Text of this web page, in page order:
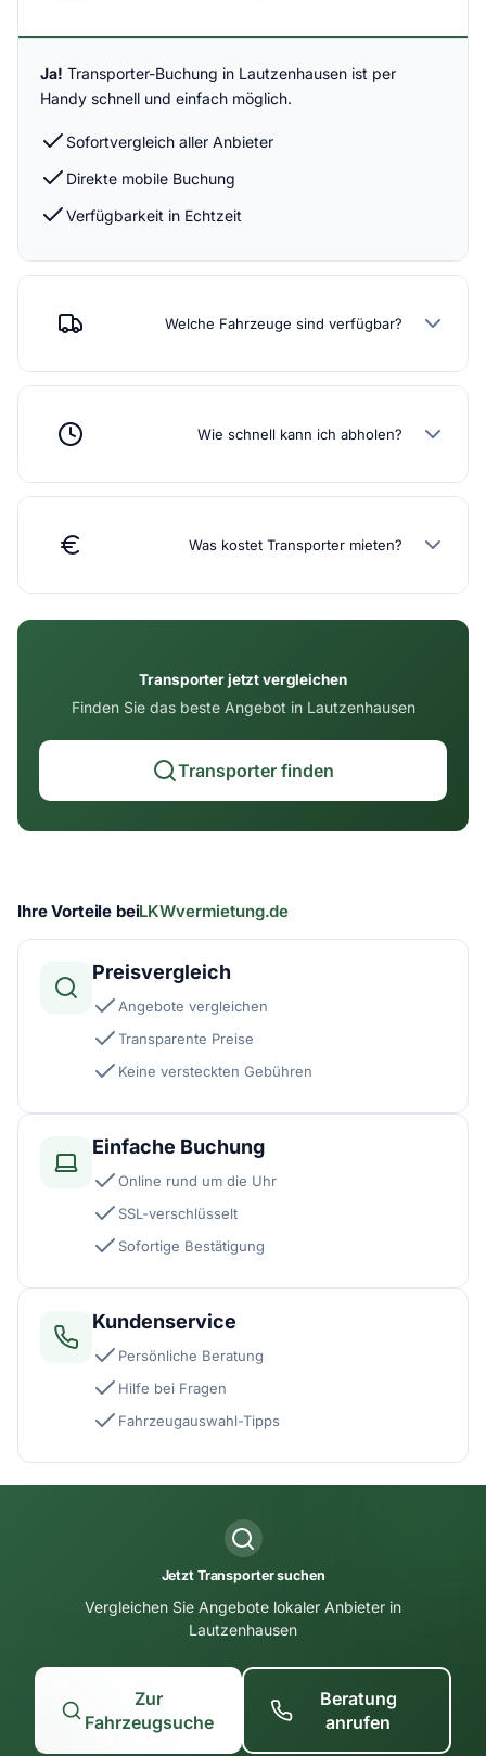
Ja! Transporter-Buchung in Lautzenhausen ist per
Handy schnell und einfach möglich.
Sofortvergleich aller Anbieter
Direkte mobile Buchung
Verfügbarkeit in Echtzeit
Welche Fahrzeuge sind verfügbar?
Wie schnell kann ich abholen?
Was kostet Transporter mieten?
Transporter jetzt vergleichen
Finden Sie das beste Angebot in Lautzenhausen
Transporter finden
Ihre Vorteile beiLKWvermietung.de
Preisvergleich
Angebote vergleichen
Transparente Preise
Keine versteckten Gebühren
Einfache Buchung
Online rund um die Uhr
SSL-verschlüsselt
Sofortige Bestätigung
Kundenservice
Persönliche Beratung
Hilfe bei Fragen
Fahrzeugauswahl-Tipps
Jetzt Transporter suchen
Vergleichen Sie Angebote lokaler Anbieter in
Lautzenhausen
Zur
Fahrzeugsuche
Beratung
anrufen